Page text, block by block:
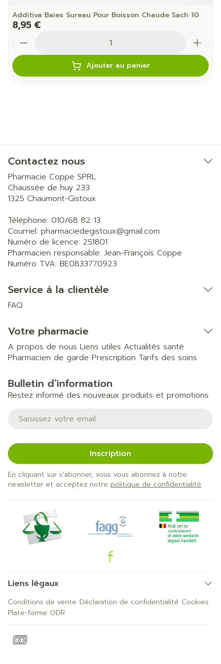
Additiva Baies Sureau Pour Boisson Chaude Sach 10
8,95 €
Ajouter au panier
Contactez nous
Pharmacie Coppe SPRL
Chaussée de huy 233
1325 Chaumont-Gistoux
Téléphone: 010/68 82 13
Courriel: pharmaciedegistoux@gmail.com
Numéro de licence: 251801
Pharmacien responsable: Jean-François Coppe
Numéro TVA: BE0833770923
Service à la clientèle
FAQ
Votre pharmacie
A propos de nous Liens utiles Actualités santé
Pharmacien de garde Prescription Tarifs des soins
Bulletin d’information
Restez informé des nouveaux produits et promotions
Adresse mail
Inscription
En cliquant sur s'abonner, vous vous abonnez à notre
newsletter et acceptez notre politique de confidentialité.
Liens légaux
Conditions de vente Déclaration de confidentialité Cookies
Plate-forme ODR